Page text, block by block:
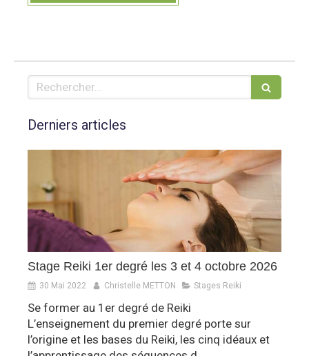
Rechercher
Derniers articles
Stage Reiki 1er degré les 3 et 4 octobre 2026
30 Mai 2022 Christelle METTON Stages Reiki
Se former au 1er degré de Reiki
L’enseignement du premier degré porte sur
l’origine et les bases du Reiki, les cinq idéaux et